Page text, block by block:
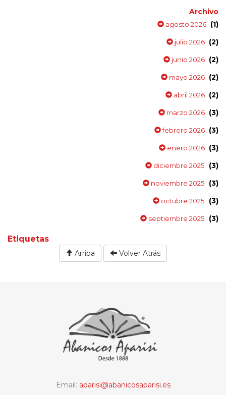
Archivo
agosto 2026 (1)
julio 2026 (2)
junio 2026 (2)
mayo 2026 (2)
abril 2026 (2)
marzo 2026 (3)
febrero 2026 (3)
enero 2026 (3)
diciembre 2025 (3)
noviembre 2025 (3)
octubre 2025 (3)
septiembre 2025 (3)
Etiquetas
Arriba Volver Atrás
Email: aparisi@abanicosaparisi.es